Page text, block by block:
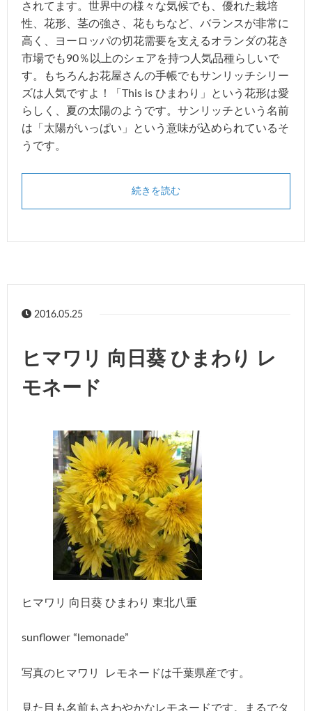
されてます。世界中の様々な気候でも、優れた栽培
性、花形、茎の強さ、花もちなど、バランスが非常に
高く、ヨーロッパの切花需要を支えるオランダの花き
市場でも90％以上のシェアを持つ人気品種らしいで
す。もちろんお花屋さんの手帳でもサンリッチシリー
ズは人気ですよ！「This is ひまわり」という花形は愛
らしく、夏の太陽のようです。サンリッチという名前
は「太陽がいっぱい」という意味が込められているそ
うです。
続きを読む
2016.05.25
ヒマワリ 向日葵 ひまわり レ
モネード
ヒマワリ 向日葵 ひまわり 東北八重
sunflower “lemonade”
写真のヒマワリ レモネードは千葉県産です。
見た目も名前もさわやかなレモネードです。まるでタ